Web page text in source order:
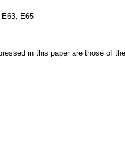
E65
in this paper are those of